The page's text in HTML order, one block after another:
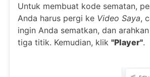
Untuk membuat kode sematan,
Anda harus pergi ke Video Saya,
ingin Anda sematkan, dan
tiga titik. Kemudian, klik "Player".